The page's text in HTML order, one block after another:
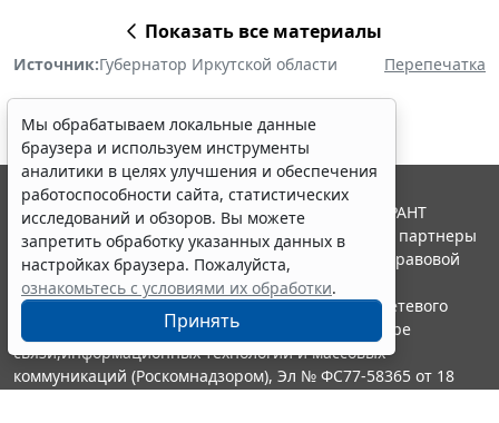
Показать все материалы
Источник:Губернатор Иркутской области Перепечатка
Мы обрабатываем локальные данные
браузера и используем инструменты
аналитики в целях улучшения и обеспечения
работоспособности сайта, статистических
исследований и обзоров. Вы можете
запретить обработку указанных данных в
настройках браузера. Пожалуйста,
ознакомьтесь с условиями их обработки.
Принять
© ООО "НПП "ГАРАНТ-СЕРВИС", 2026. Система ГАРАНТ
выпускается с 1990 года. Компания "Гарант" и ее партнеры
являются участниками Российской ассоциации правовой
информации ГАРАНТ.
Портал ГАРАНТ.РУ зарегистрирован в качестве сетевого
издания Федеральной службой по надзору в сфере
связи,информационных технологий и массовых
коммуникаций (Роскомнадзором), Эл № ФС77-58365 от 18